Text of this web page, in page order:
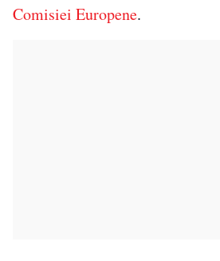
Comisiei Europene.